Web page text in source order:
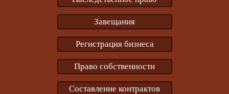
Завещания
Регистрация бизнеса
Право собственности
Составление контрактов